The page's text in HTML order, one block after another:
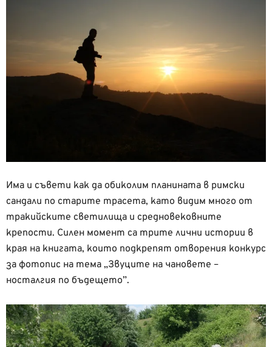
Има и съвети как да обиколим планината в римски
сандали по старите трасета, като видим много от
тракийските светилища и средновековните
крепости. Силен момент са трите лични истории в
края на книгата, които подкрепят отворения конкурс
за фотопис на тема „Звуците на чановете –
носталгия по бъдещето”.